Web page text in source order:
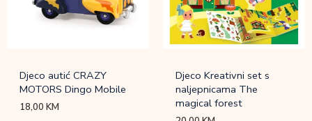
Djeco autić CRAZY
MOTORS Dingo Mobile
18,00KM
Djeco Kreativni set s
naljepnicama The
magical forest